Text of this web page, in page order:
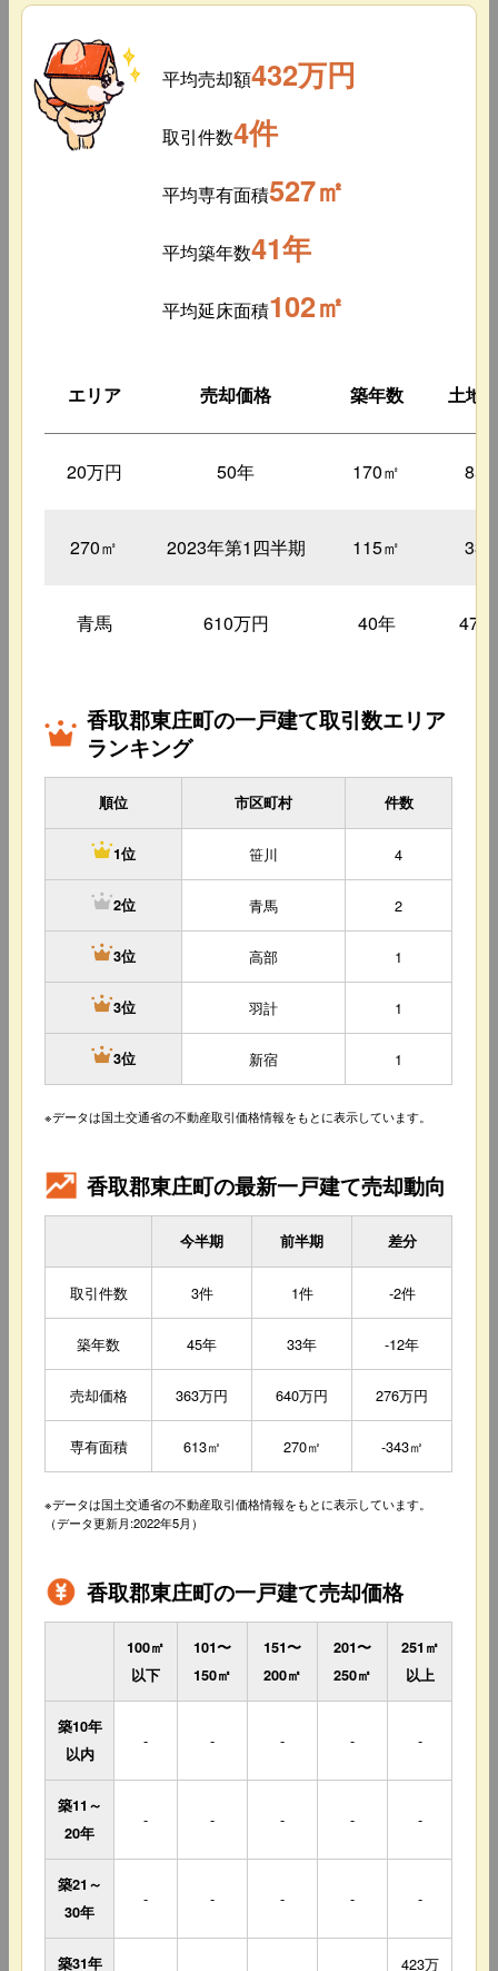
平均売却額432万円
取引件数4件
平均専有面積527㎡
平均築年数41年
平均延床面積102㎡
エリア 売却価格 築年数 土地
20万円 50年 170㎡ 85
270㎡ 2023年第1四半期 115㎡ 33
青馬 610万円 40年 470
香取郡東庄町の一戸建て取引数エリア
ランキング
順位 市区町村 件数
1位 笹川 4
2位 青馬 2
3位 高部 1
3位 羽計 1
3位 新宿 1
※データは国土交通省の不動産取引価格情報をもとに表示しています。
香取郡東庄町の最新一戸建て売却動向
今半期 前半期 差分
取引件数 3件 1件 -2件
築年数 45年 33年 -12年
売却価格 363万円 640万円 276万円
専有面積 613㎡ 270㎡ -343㎡
※データは国土交通省の不動産取引価格情報をもとに表示しています。
（データ更新月:2022年5月）
香取郡東庄町の一戸建て売却価格
100㎡
以下
101〜
150㎡
151〜
200㎡
201〜
250㎡
251㎡
以上
築10年
以内
- - - - -
築11～
20年
- - - - -
築21～
30年
- - - - -
築31年 423万